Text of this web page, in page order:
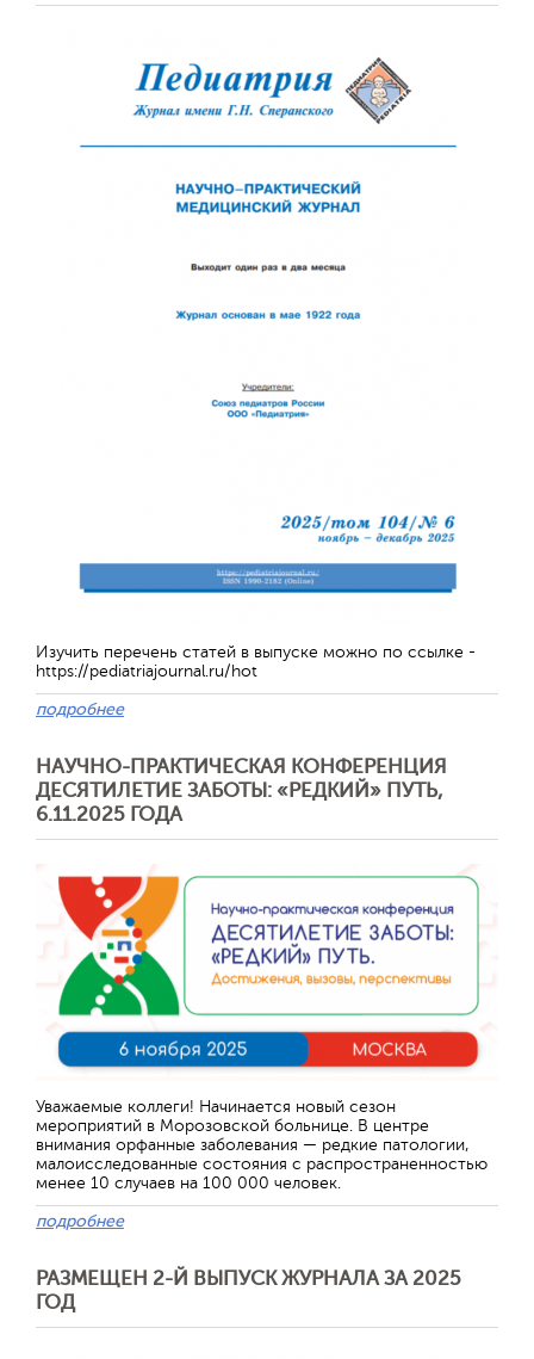
Изучить перечень статей в выпуске можно по ссылке -
https://pediatriajournal.ru/hot
подробнее
НАУЧНО-ПРАКТИЧЕСКАЯ КОНФЕРЕНЦИЯ
ДЕСЯТИЛЕТИЕ ЗАБОТЫ: «РЕДКИЙ» ПУТЬ,
6.11.2025 ГОДА
Уважаемые коллеги! Начинается новый сезон
мероприятий в Морозовской больнице. В центре
внимания орфанные заболевания — редкие патологии,
малоисследованные состояния с распространенностью
менее 10 случаев на 100 000 человек.
подробнее
РАЗМЕЩЕН 2-Й ВЫПУСК ЖУРНАЛА ЗА 2025
ГОД
Обратная